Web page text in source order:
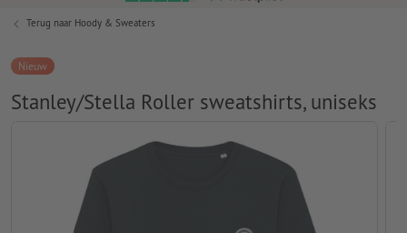
Terug naar Hoody & Sweaters
Nieuw
Stanley/Stella Roller sweatshirts, uniseks